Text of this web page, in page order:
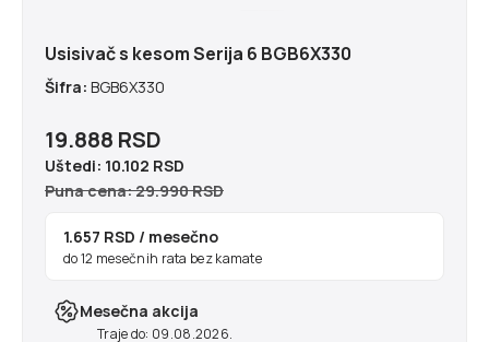
Usisivač s kesom Serija 6 BGB6X330
Šifra: BGB6X330
19.888 RSD
Uštedi: 10.102 RSD
Puna cena: 29.990 RSD
1.657 RSD / mesečno
do 12 mesečnih rata bez kamate
Mesečna akcija
Traje do: 09.08.2026.